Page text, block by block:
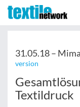
31.05.18 –
version
Textildruck